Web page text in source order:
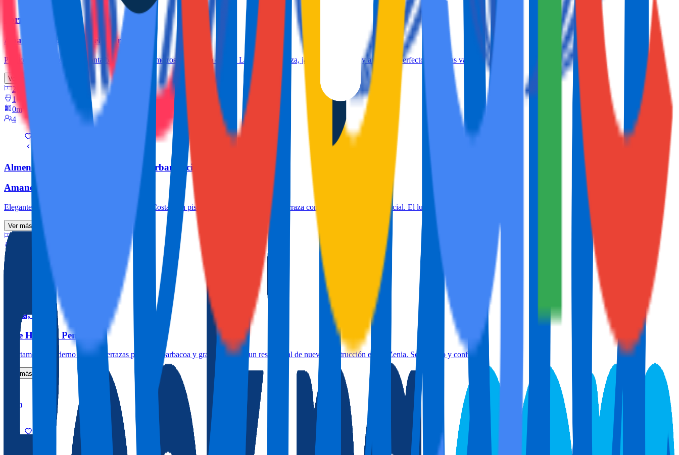
Torrevieja
Apartamento Aldea del Mar
Precioso apartamento en planta baja a solo 100 metros de la Playa de Los Locos, con terraza, jardín comunitario y ambiente perfecto para unas vac...
Ver más
2
1
0m
4
Almendros, Los (Orihuela-Costa) (Urbanizacion)
Amanecer: Pool & Terrace
Elegante apartamento en La Florida, Orihuela Costa, con piscina, parking y una amplia terraza con vistas a la zona residencial. El lugar perfecto...
Ver más
Zenia, La
Blue Horizon Penthouse
Apartamento moderno con dos terrazas privadas, barbacoa y gran piscina en un residencial de nueva construcción en La Zenia. Sol, diseño y confort...
Ver más
0m